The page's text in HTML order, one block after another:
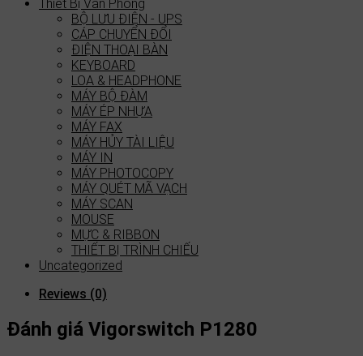
Thiết Bị Văn Phòng
BỘ LƯU ĐIỆN - UPS
CÁP CHUYỂN ĐỔI
ĐIỆN THOẠI BÀN
KEYBOARD
LOA & HEADPHONE
MÁY BỘ ĐÀM
MÁY ÉP NHỰA
MÁY FAX
MÁY HỦY TÀI LIỆU
MÁY IN
MÁY PHOTOCOPY
MÁY QUÉT MÃ VẠCH
MÁY SCAN
MOUSE
MỰC & RIBBON
THIẾT BỊ TRÌNH CHIẾU
Uncategorized
Reviews (0)
Đánh giá Vigorswitch P1280